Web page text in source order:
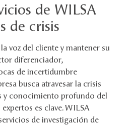
de WILSA
de crisis
voz del cliente y mantener su
diferenciador,
de incertidumbre
busca atravesar la crisis
y conocimiento profundo del
es clave. WILSA
de investigación de